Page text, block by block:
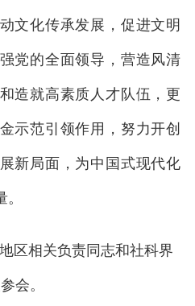
文化传承发展，促进文明
党的全面领导，营造风清
造就高素质人才队伍，更
示范引领作用，努力开创
新局面，为中国式现代化
区相关负责同志和社科界
会。